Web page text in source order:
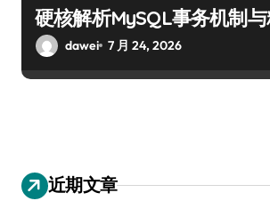
硬核解析MySQL事务机制
dawei 7 月 24, 2026
近期文章